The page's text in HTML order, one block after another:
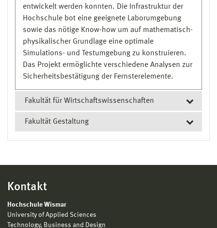
entwickelt werden konnten. Die Infrastruktur der
Hochschule bot eine geeignete Laborumgebung
sowie das nötige Know-how um auf mathematisch-
physikalischer Grundlage eine optimale
Simulations- und Testumgebung zu konstruieren.
Das Projekt ermöglichte verschiedene Analysen zur
Sicherheitsbestätigung der Fernsterelemente.
Fakultät für Wirtschaftswissenschaften
Fakultät Gestaltung
LIGHT & SPA – Bad der Zukunft Fakultät
Gestaltung
Im Rahmen des Praxisprojektes entwickelten
Studierende aus den Studiengängen Architectural
Kontakt
Hochschule Wismar
University of Applied Sciences
Technology, Business and Design